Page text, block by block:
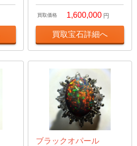
買取価格 1,600,000 円
買取宝石詳細へ
ブラックオパール